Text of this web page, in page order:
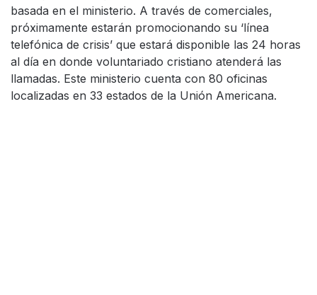
basada en el ministerio. A través de comerciales,
próximamente estarán promocionando su ‘línea
telefónica de crisis’ que estará disponible las 24 horas
al día en donde voluntariado cristiano atenderá las
llamadas. Este ministerio cuenta con 80 oficinas
localizadas en 33 estados de la Unión Americana.